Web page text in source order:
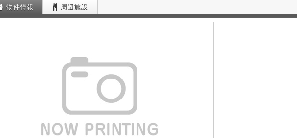
物件情報 周辺施設